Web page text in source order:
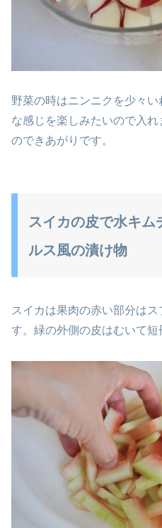
野菜の時はニンニクを少々
な感じを楽しみたいので入
のできあがりです。
スイカの皮で水キ
ルス風の漬け物
スイカは果肉の赤い部分は
す。緑の外側の皮はむいて短